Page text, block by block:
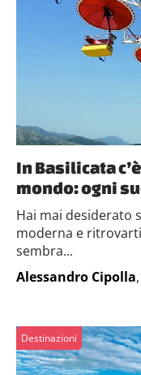
In Basilicata
mondo: ogni
Hai mai desiderato
moderna e
sembra...
Alessandro Cipolla
Destinazioni